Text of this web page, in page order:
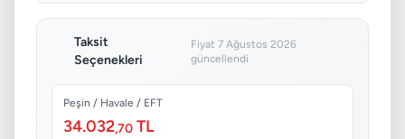
Taksit
Seçenekleri
Fiyat 7 Ağustos 2026
güncellendi
Peşin / Havale / EFT
34.032,70 TL